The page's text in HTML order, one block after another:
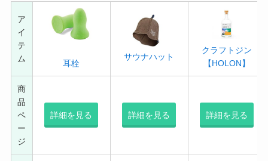
ア
イ
テ
ム
耳栓
サウナハット
クラフトジン
【HOLON】
商
品
ペ
ー
ジ
詳細を見る 詳細を見る 詳細を見る